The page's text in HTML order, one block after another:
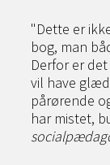
"Dette er
bog, man
Derfor er
vil have
pårørende
har mistet,